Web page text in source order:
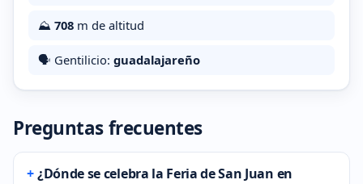
⛰️ 708 m de altitud
🗣️ Gentilicio: guadalajareño
Preguntas frecuentes
¿Dónde se celebra la Feria de San Juan en